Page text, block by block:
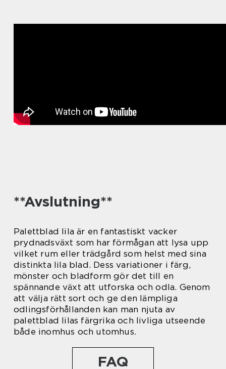
**Avslutning**
Palettblad lila är en fantastiskt vacker
prydnadsväxt som har förmågan att lysa upp
vilket rum eller trädgård som helst med sina
distinkta lila blad. Dess variationer i färg,
mönster och bladform gör det till en
spännande växt att utforska och odla. Genom
att välja rätt sort och ge den lämpliga
odlingsförhållanden kan man njuta av
palettblad lilas färgrika och livliga utseende
både inomhus och utomhus.
FAQ